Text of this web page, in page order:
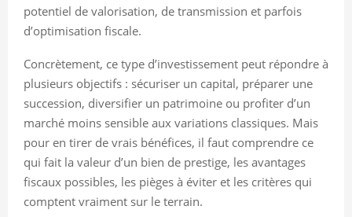
potentiel de valorisation, de transmission et parfois
d’optimisation fiscale.
Concrètement, ce type d’investissement peut répondre à
plusieurs objectifs : sécuriser un capital, préparer une
succession, diversifier un patrimoine ou profiter d’un
marché moins sensible aux variations classiques. Mais
pour en tirer de vrais bénéfices, il faut comprendre ce
qui fait la valeur d’un bien de prestige, les avantages
fiscaux possibles, les pièges à éviter et les critères qui
comptent vraiment sur le terrain.